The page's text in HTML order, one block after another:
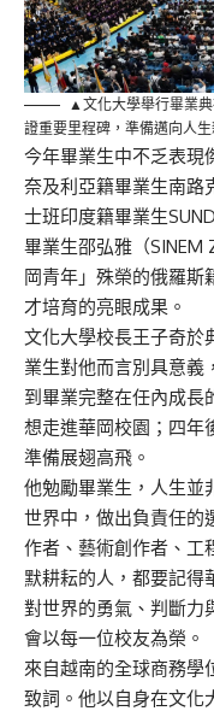
▲文化大學舉行畢業
證重要里程碑，準備邁向人
今年畢業生中不乏表現
奈及利亞籍畢業生南路
士班印度籍畢業生
畢業生邵弘雅（SINEM
岡青年」殊榮的俄羅斯
才培育的亮眼成果。
文化大學校長王子奇於
業生對他而言別具意義
到畢業完整在任內成長
想走進華岡校園；四年
準備展翅高飛。
他勉勵畢業生，人生並
世界中，做出負責任的
作者、藝術創作者、工
默耕耘的人，都要記得
對世界的勇氣、判斷力
會以每一位校友為榮。
來自越南的全球商務學
致詞。他以自身在文化